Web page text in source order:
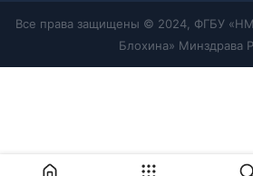
Все права защищены © 2024, ФГБУ
Блохина» Минздрава